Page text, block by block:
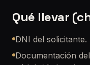
Qué llevar
DNI del solicitante.
Documentación